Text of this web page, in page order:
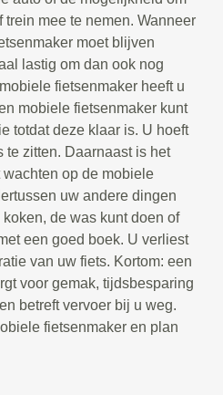
trein mee te nemen. Wanneer
moet blijven
lastig om dan ook nog
fietsenmaker heeft u
mobiele fietsenmaker kunt
totdat deze klaar is. U hoeft
te zitten. Daarnaast is het
op de mobiele
uw andere dingen
de was kunt doen of
een goed boek. U verliest
van uw fiets. Kortom: een
voor gemak, tijdsbesparing
betreft vervoer bij u weg.
fietsenmaker en plan